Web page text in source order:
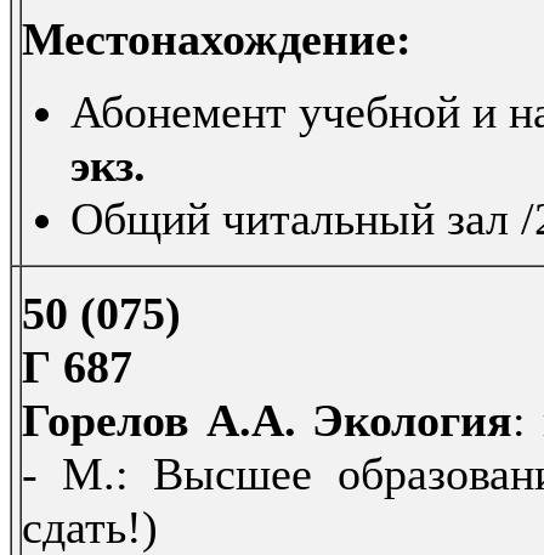
Местонахождение:
Абонемент учебной и
экз.
Общий читальный зал
50 (075)
Г 687
Горелов А.А. Экология:
- М.: Высшее
сдать!)